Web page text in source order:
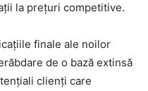
la prețuri competitive.
finale ale noilor
de o bază extinsă
clienți care